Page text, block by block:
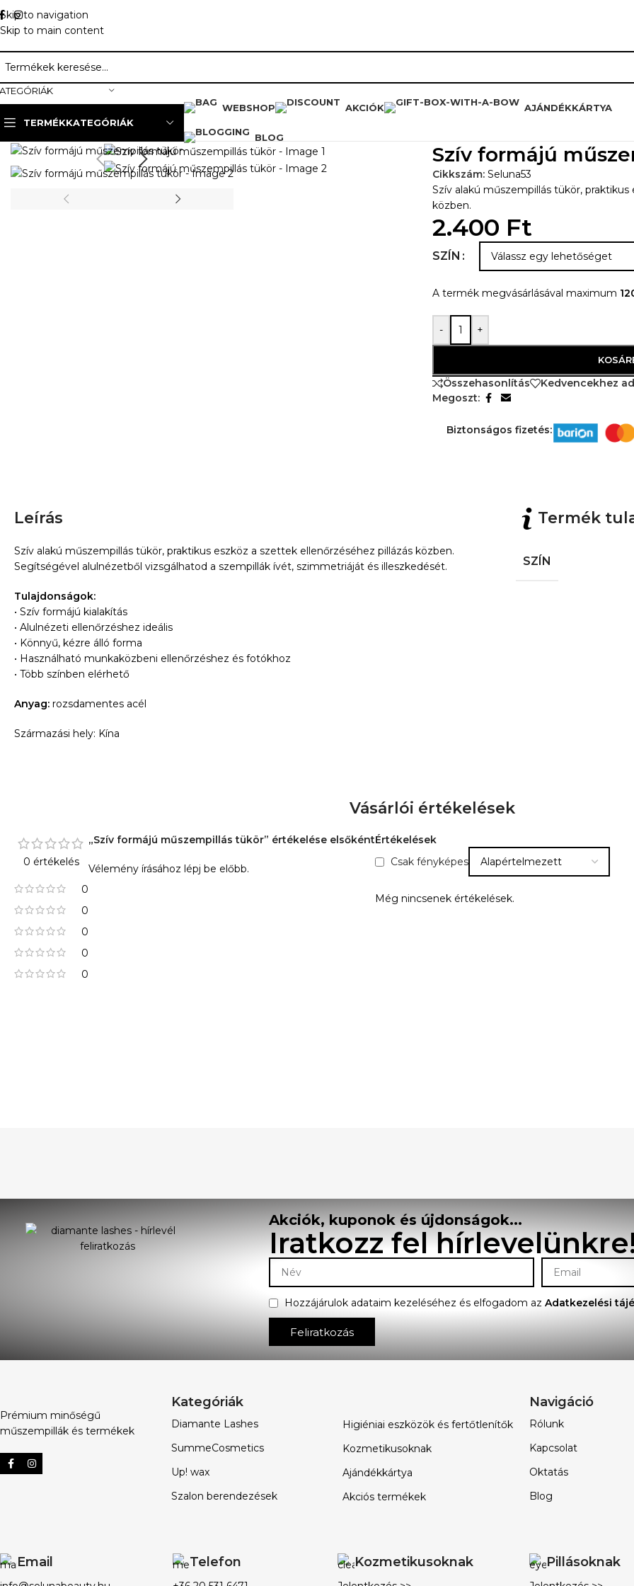
Skip to navigation
Skip to main content
TERMÉKKATEGÓRIÁK
WEBSHOP AKCIÓK AJÁNDÉKKÁRTYA
BLOG
Diamante Lashes»Tükrök»Szív formájú műszempillás tükör
Szív formájú
Cikkszám: Seluna53
Szív alakú műszempillás tükör,
közben.
2.400 Ft
SZÍN
A termék megvásárlásával maximum
- +
Összehasonlítás
Kedvencekhez ad
Megoszt:
Biztonságos fizetés:
Leírás
Szív alakú műszempillás tükör, praktikus eszköz a szettek ellenőrzéséhez pillázás közben.
Segítségével alulnézetből vizsgálhatod a szempillák ívét, szimmetriáját és illeszkedését.
Tulajdonságok:
• Szív formájú kialakítás
• Alulnézeti ellenőrzéshez ideális
• Könnyű, kézre álló forma
• Használható munkaközbeni ellenőrzéshez és fotókhoz
• Több színben elérhető
Anyag: rozsdamentes acél
Származási hely: Kína
Termék
SZÍN
Vásárlói értékelések
0 értékelés
0
0
0
0
0
Értékelések
Csak fényképes
Még nincsenek értékelések.
„Szív formájú műszempillás tükör” értékelése elsőként
Vélemény írásához lépj be előbb.
Akciók, kuponok és újdonságok...
Iratkozz fel
Hozzájárulok adataim kezeléséhez és elfogadom azAdatkezelési
Feliratkozás
Prémium minőségű
műszempillák és termékek
Kategóriák
Diamante Lashes
SummeCosmetics
Up! wax
Szalon berendezések
Higiéniai eszközök és fertőtlenítők
Kozmetikusoknak
Ajándékkártya
Akciós termékek
Navigáció
Rólunk
Kapcsolat
Oktatás
Blog
Email Telefon Kozmetikusoknak Pillásoknak